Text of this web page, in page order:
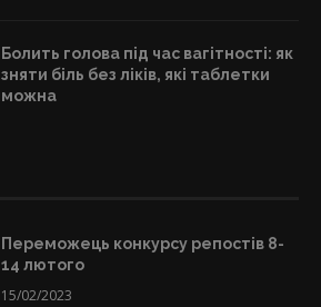
Болить голова під час вагітності: як
зняти біль без ліків, які таблетки
можна
Переможець конкурсу репостів 8-
14 лютого
15/02/2023